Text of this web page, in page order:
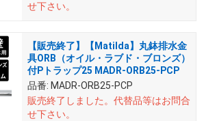
せ下さい。
【販売終了】【Matilda】丸鉢排水金
具ORB（オイル・ラブド・ブロンズ）
付Pトラップ25 MADR-ORB25-PCP
品番: MADR-ORB25-PCP
販売終了しました。 代替品等はお問合
せ下さい。